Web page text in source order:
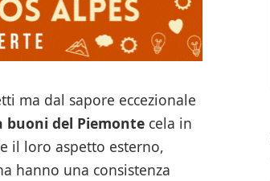
ma dal sapore eccezionale
del Piemontecela in
il loro aspetto esterno,
hanno una consistenza